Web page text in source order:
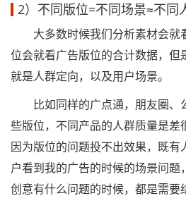
2）不同版位=不同场景≈不同
大多数时候我们分析素材会就
位会就看广告版位的合计数据，但
就是人群定向，以及用户场景。
比如同样的广点通，朋友圈、
些版位，不同产品的人群质量是差
因为版位的问题投不出效果，既有
户看到我的广告的时候的场景问
创意有什么问题的时候，都是需要